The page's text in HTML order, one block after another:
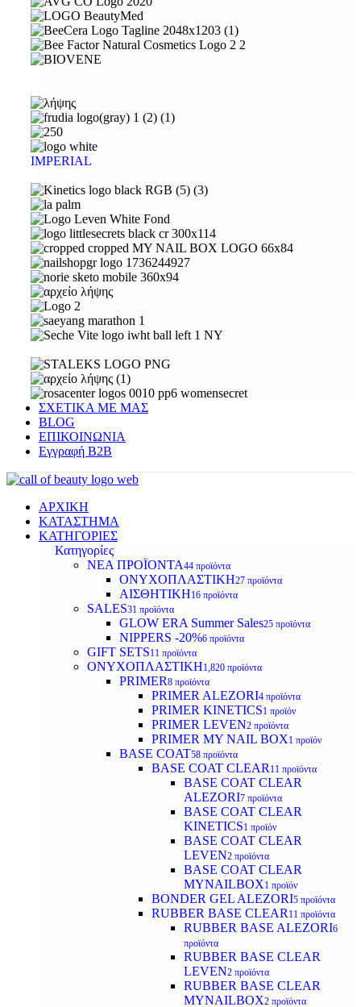
IMPERIAL
ΣΧΕΤΙΚΑ ΜΕ ΜΑΣ
BLOG
ΕΠΙΚΟΙΝΩΝΙΑ
Εγγραφή Β2Β
ΑΡΧΙΚΗ
ΚΑΤΑΣΤΗΜΑ
ΚΑΤΗΓΟΡΙΕΣ
Κατηγορίες
ΝΕΑ ΠΡΟΪΟΝΤΑ44 προϊόντα
ΟΝΥΧΟΠΛΑΣΤΙΚΗ27 προϊόντα
ΑΙΣΘΗΤΙΚΗ16 προϊόντα
SALES31 προϊόντα
GLOW ERA Summer Sales25 προϊόντα
NIPPERS -20%6 προϊόντα
GIFT SETS11 προϊόντα
ΟΝΥΧΟΠΛΑΣΤΙΚΗ1,820 προϊόντα
PRIMER8 προϊόντα
PRIMER ALEZORI4 προϊόντα
PRIMER KINETICS1 προϊόν
PRIMER LEVEN2 προϊόντα
PRIMER MY NAIL BOX1 προϊόν
BASE COAT58 προϊόντα
BASE COAT CLEAR 11 προϊόντα
BASE COAT CLEAR
ALEZORI7 προϊόντα
BASE COAT CLEAR
KINETICS1 προϊόν
BASE COAT CLEAR
LEVEN2 προϊόντα
BASE COAT CLEAR
MYNAILBOX1 προϊόν
BONDER GEL ALEZORI5 προϊόντα
RUBBER BASE CLEAR 11 προϊόντα
RUBBER BASE ALEZORI6
προϊόντα
RUBBER BASE CLEAR
LEVEN2 προϊόντα
RUBBER BASE CLEAR
MYNAILBOX2 προϊόντα